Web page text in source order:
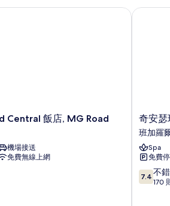
Central 飯店, MG Road
機場接送
免費無線上網
飯店, MG Road
奇
安
瑟
瑞
飯
店
班
奇安瑟
班加羅
Spa
免費
7.4
分，
7.4 不
170
奇安瑟